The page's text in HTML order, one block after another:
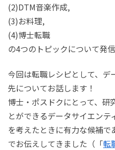
(2)DTM音楽作成,
(3)お料理,
(4)博士転職
の4つのトピックについて発信
今回は転職レシピとして、デ
先についてお話します！
博士・ポスドクにとって、研
とができるデータサイエン
を考えたときに有力な候補
でお伝えしてきました（「転